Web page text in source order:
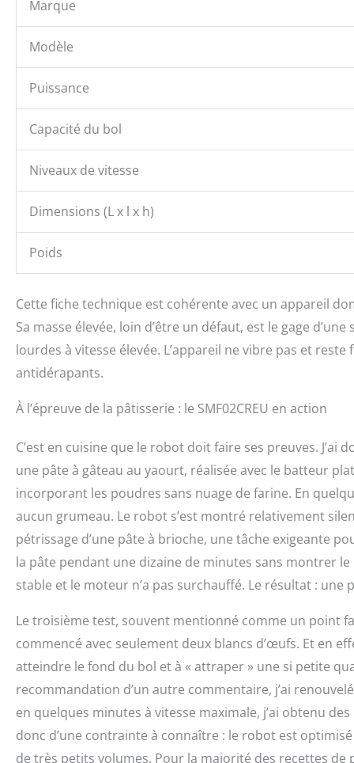
Marque
Modèle
Puissance
Capacité du bol
Niveaux de vitesse
Dimensions (L x l x h)
Poids
Cette fiche technique est cohérente avec un appareil
Sa masse élevée, loin d’être un défaut, est le gage
lourdes à vitesse élevée. L’appareil ne vibre pas et
antidérapants.
À l’épreuve de la pâtisserie : le SMF02CREU en action
C’est en cuisine que le robot doit faire ses preuves.
une pâte à gâteau au yaourt, réalisée avec le batteur
incorporant les poudres sans nuage de farine. En
aucun grumeau. Le robot s’est montré relativement
pétrissage d’une pâte à brioche, une tâche exigeante
la pâte pendant une dizaine de minutes sans montrer
stable et le moteur n’a pas surchauffé. Le résultat :
Le troisième test, souvent mentionné comme un point
commencé avec seulement deux blancs d’œufs. Et en
atteindre le fond du bol et à « attraper » une si petite
recommandation d’un autre commentaire, j’ai
en quelques minutes à vitesse maximale, j’ai obtenu
donc d’une contrainte à connaître : le robot est
de très petits volumes. Pour la majorité des recettes